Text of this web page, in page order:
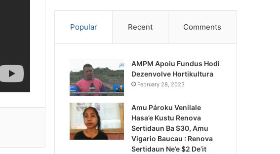
Popular Recent Comments
AMPM Apoiu Fundus Hodi
Dezenvolve Hortikultura
February 28, 2023
Amu Pároku Venilale
Hasa’e Kustu Renova
Sertidaun Ba $30, Amu
Vigario Baucau : Renova
Sertidaun Ne’e $2 De’it